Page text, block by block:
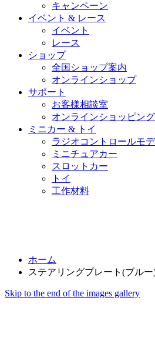
キャンペーン
イベント & レース
イベント
レース
ショップ
全国ショップ案内
オンラインショップ
サポート
お客様相談室
オンラインショッピング
ミニカー & トイ
ラジオコントロールモ
ミニチュアカー
スロットカー
トイ
工作材料
ホーム
ステアリングプレート(ブルー
Skip to the end of the images gallery